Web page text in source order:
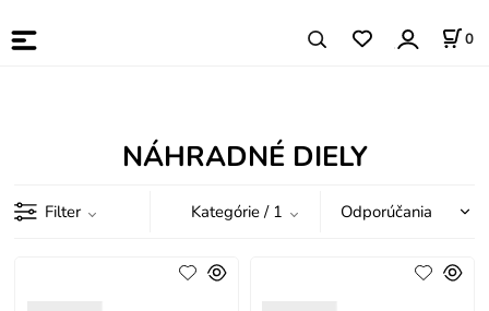
0
NÁHRADNÉ DIELY
Filter Kategórie / 1